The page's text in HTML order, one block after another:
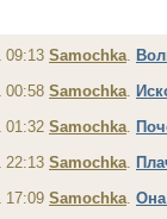
09:13 Samochka.
00:58 Samochka.
01:32 Samochka.
22:13 Samochka.
17:09 Samochka.